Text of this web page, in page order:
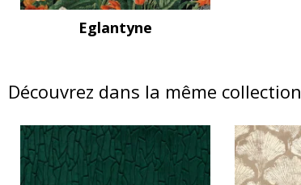
Eglantyne
Découvrez dans la même collection